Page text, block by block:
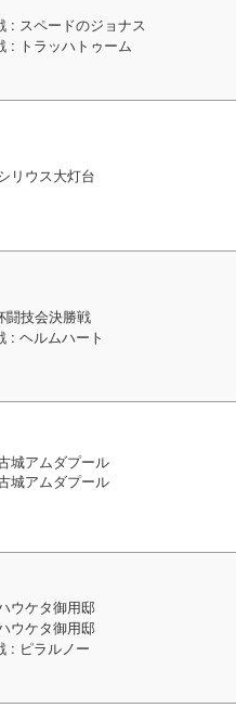
: スペードのジョナス
: トラッハトゥーム
リウス大灯台
闘技会決勝戦
: ヘルムハート
城アムダプール
城アムダプール
ウケタ御用邸
ウケタ御用邸
: ピラルノー